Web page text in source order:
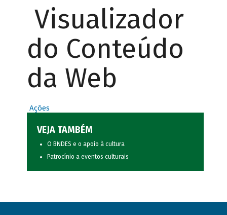
Visualizador
do Conteúdo
da Web
Ações
VEJA TAMBÉM
O BNDES e o apoio à cultura
Patrocínio a eventos culturais